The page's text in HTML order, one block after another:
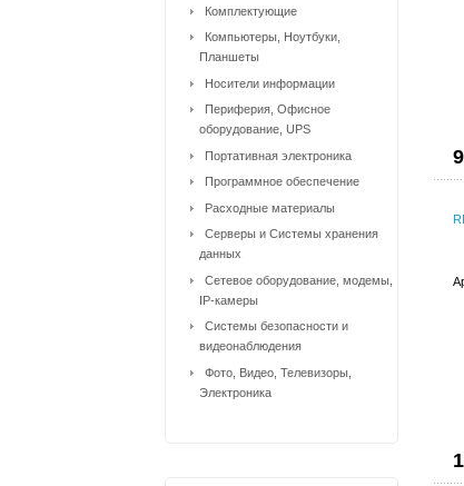
Комплектующие
Компьютеры, Ноутбуки,
Планшеты
Носители информации
Периферия, Офисное
оборудование, UPS
Портативная электроника
Программное обеспечение
Расходные материалы
Серверы и Системы хранения
данных
Сетевое оборудование, модемы,
IP-камеры
Системы безопасности и
видеонаблюдения
Фото, Видео, Телевизоры,
Электроника